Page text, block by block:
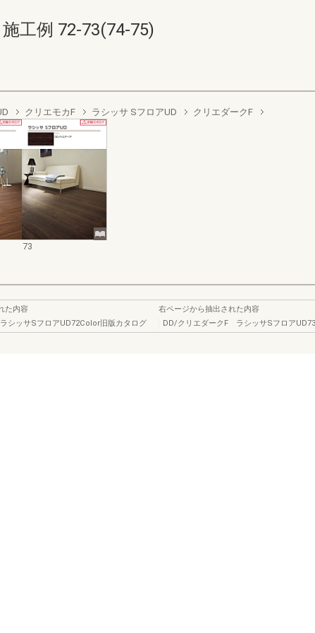
工例 72-73(74-75)
クリエモカF ラシッサ SフロアUD クリエダークF
73
た内容
シッサSフロアUD72Color旧版カタログ
右ページから抽出された内容
DD/クリエダークF ラシッサSフロア